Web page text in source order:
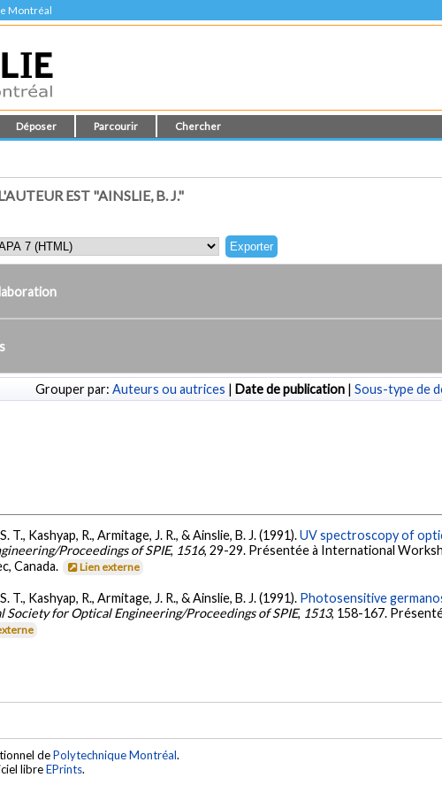
Montréal
Déposer Parcourir Chercher
EST "AINSLIE, B. J."
Grouper par: Auteurs ou autrices | Date de publication | Sous-type de
T., Kashyap, R., Armitage, J. R., & Ainslie, B. J. (1991).UV spectroscopy of
Proceedings of SPIE, 1516, 29-29. Présentée à International
Canada.
Lien externe
T., Kashyap, R., Armitage, J. R., & Ainslie, B. J. (1991). Photosensitive
Society for Optical Engineering/Proceedings of SPIE, 1513, 158-167.
dePolytechnique Montréal.
libreEPrints.